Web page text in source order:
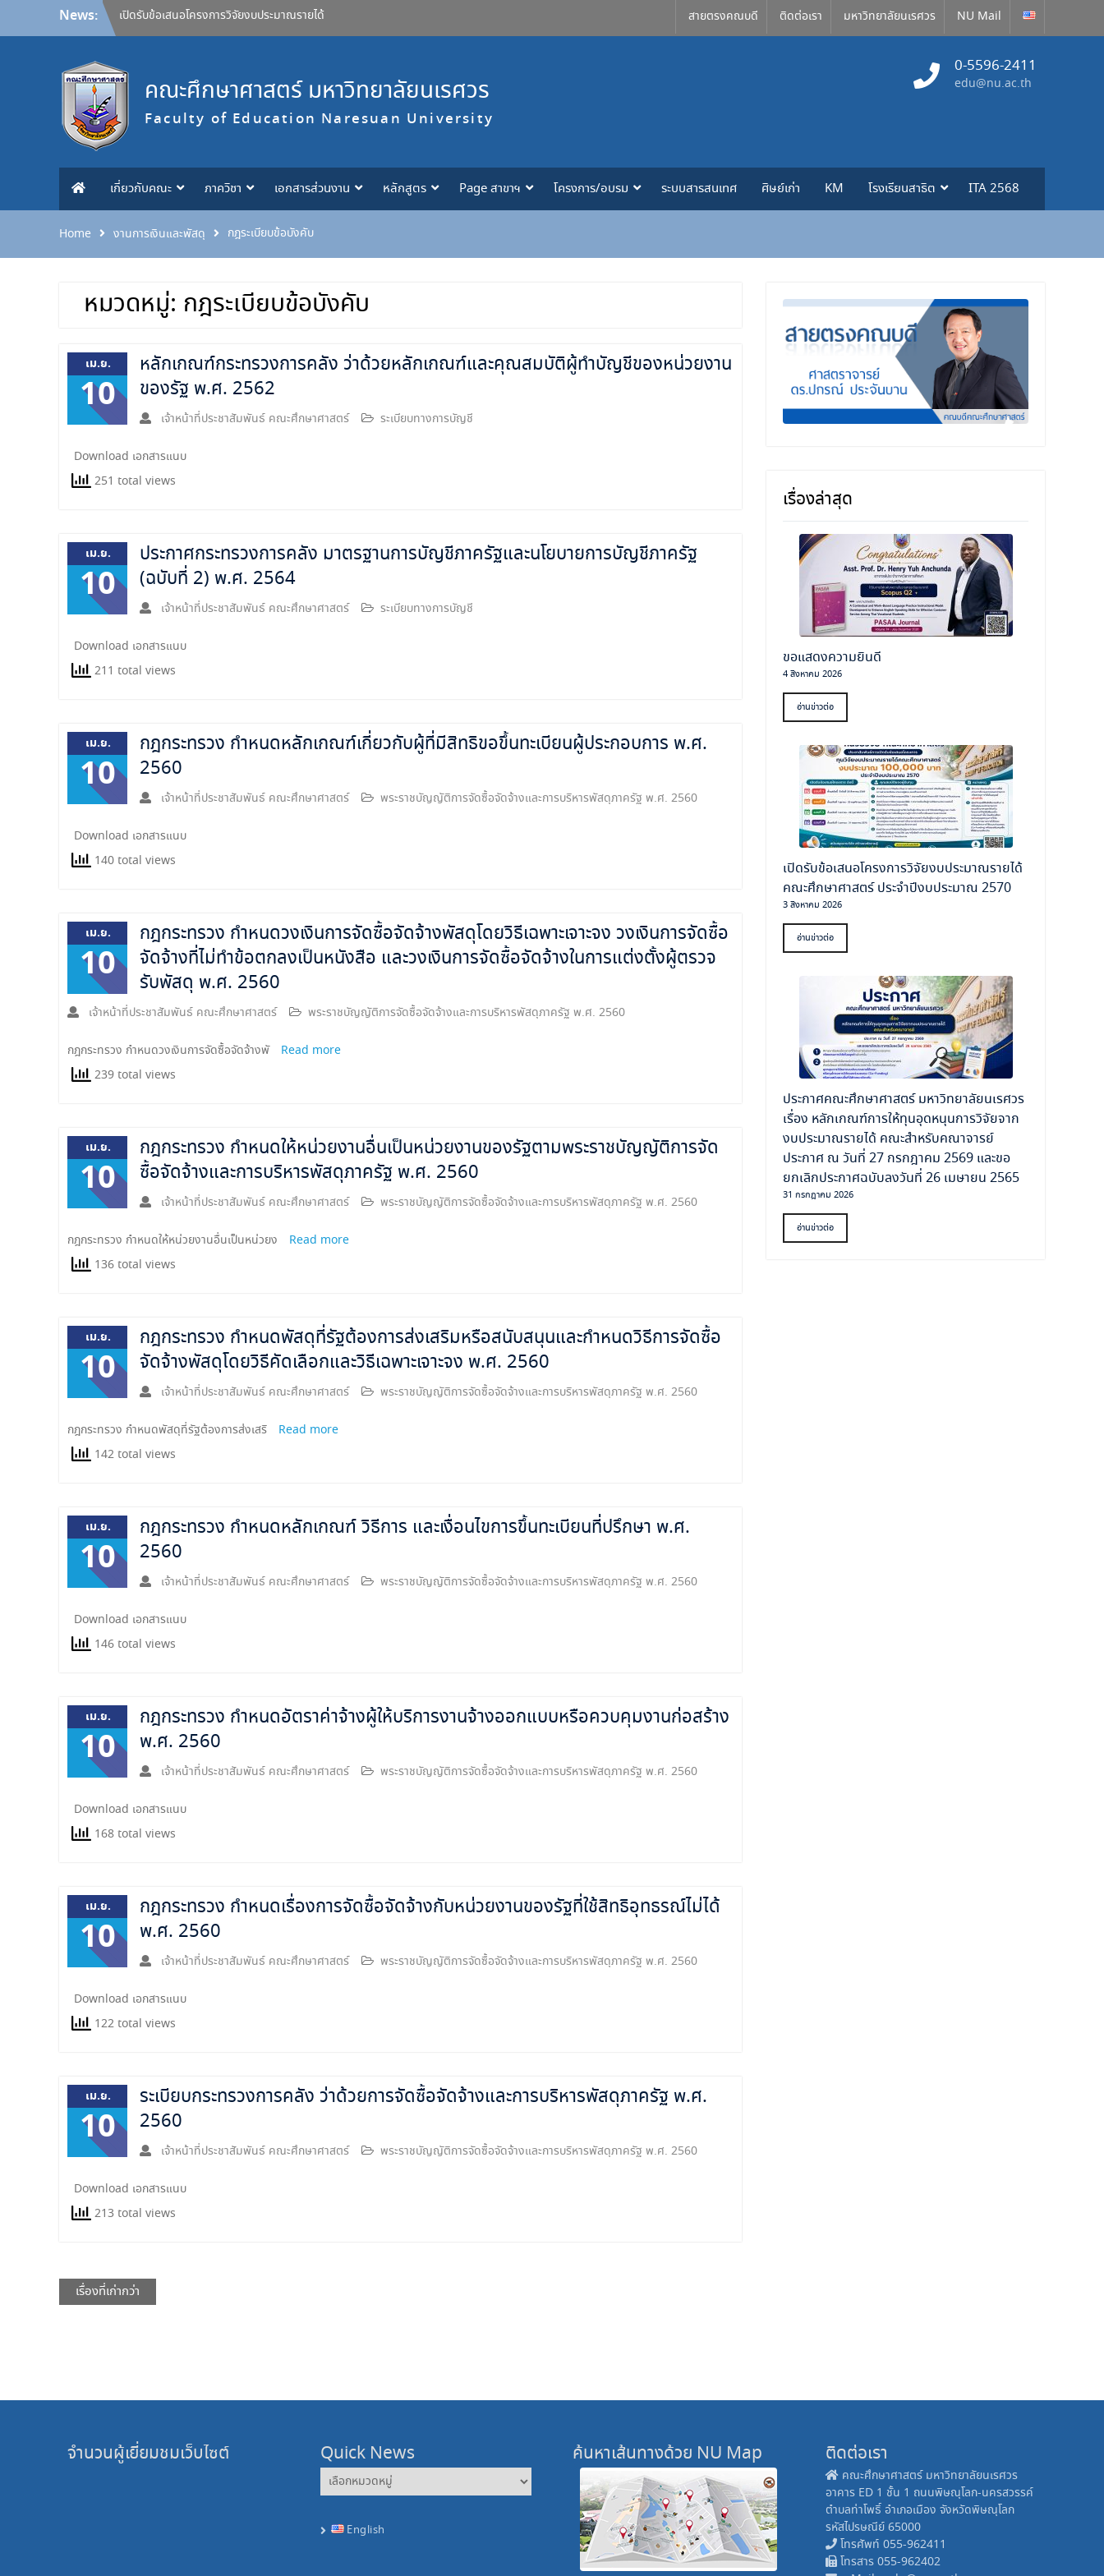
News:
เปิดรับข้อเสนอโครงการวิจัยงบประมาณรายได้
คณะศึกษาศาสตร์ ประจำปีงบประมาณ 2570
ประกาศคณะศึกษาศาสตร์ มหาวิทยาลัยนเรศวร
ประมาณรายได้ คณะสำหรับคณาจารย์ ประกาศ ณ
วันที่ 27 กรกฎาคม 2569 และขอยกเลิกประกาศ
ฉบับลงวันที่ 26 เมษายน 2565
ขอแสดงความยินดี
ขอแสดงความยินดี
สายตรงคณบดี ติดต่อเรา มหาวิทยาลัยนเรศวร NU Mail
คณะศึกษาศาสตร์ มหาวิทยาลัยนเรศวร
Faculty of Education Naresuan University
0-5596-2411
edu@nu.ac.th
เกี่ยวกับคณะ ภาควิชา เอกสารส่วนงาน หลักสูตร Page สาขาฯ โครงการ/อบรม ระบบสารสนเทศ ศิษย์เก่า KM โรงเรียนสาธิต ITA 2568
Home งานการเงินและพัสดุ กฎระเบียบข้อบังคับ
หมวดหมู่: กฎระเบียบข้อบังคับ
เม.ย.
10
หลักเกณฑ์กระทรวงการคลัง ว่าด้วยหลักเกณฑ์และคุณสมบัติผู้ทำบัญชีของหน่วยงาน
ของรัฐ พ.ศ. 2562
เจ้าหน้าที่ประชาสัมพันธ์ คณะศึกษาศาสตร์ ระเบียบทางการบัญชี
Download เอกสารแนบ
251 total views
เม.ย.
10
ประกาศกระทรวงการคลัง มาตรฐานการบัญชีภาครัฐและนโยบายการบัญชีภาครัฐ
(ฉบับที่ 2) พ.ศ. 2564
เจ้าหน้าที่ประชาสัมพันธ์ คณะศึกษาศาสตร์ ระเบียบทางการบัญชี
Download เอกสารแนบ
211 total views
เม.ย.
10
กฎกระทรวง กำหนดหลักเกณฑ์เกี่ยวกับผู้ที่มีสิทธิขอขึ้นทะเบียนผู้ประกอบการ พ.ศ.
2560
เจ้าหน้าที่ประชาสัมพันธ์ คณะศึกษาศาสตร์ พระราชบัญญัติการจัดซื้อจัดจ้างและการบริหารพัสดุภาครัฐ พ.ศ. 2560
Download เอกสารแนบ
140 total views
เม.ย.
10
กฎกระทรวง กำหนดวงเงินการจัดซื้อจัดจ้างพัสดุโดยวิธีเฉพาะเจาะจง วงเงินการจัดซื้อ
จัดจ้างที่ไม่ทำข้อตกลงเป็นหนังสือ และวงเงินการจัดซื้อจัดจ้างในการแต่งตั้งผู้ตรวจ
รับพัสดุ พ.ศ. 2560
เจ้าหน้าที่ประชาสัมพันธ์ คณะศึกษาศาสตร์ พระราชบัญญัติการจัดซื้อจัดจ้างและการบริหารพัสดุภาครัฐ พ.ศ. 2560
กฎกระทรวง กำหนดวงเงินการจัดซื้อจัดจ้างพั
Read more
239 total views
เม.ย.
10
กฎกระทรวง กำหนดให้หน่วยงานอื่นเป็นหน่วยงานของรัฐตามพระราชบัญญัติการจัด
ซื้อจัดจ้างและการบริหารพัสดุภาครัฐ พ.ศ. 2560
เจ้าหน้าที่ประชาสัมพันธ์ คณะศึกษาศาสตร์ พระราชบัญญัติการจัดซื้อจัดจ้างและการบริหารพัสดุภาครัฐ พ.ศ. 2560
กฎกระทรวง กำหนดให้หน่วยงานอื่นเป็นหน่วยง
Read more
136 total views
เม.ย.
10
กฎกระทรวง กำหนดพัสดุที่รัฐต้องการส่งเสริมหรือสนับสนุนและกำหนดวิธีการจัดซื้อ
จัดจ้างพัสดุโดยวิธีคัดเลือกและวิธีเฉพาะเจาะจง พ.ศ. 2560
เจ้าหน้าที่ประชาสัมพันธ์ คณะศึกษาศาสตร์ พระราชบัญญัติการจัดซื้อจัดจ้างและการบริหารพัสดุภาครัฐ พ.ศ. 2560
กฎกระทรวง กำหนดพัสดุที่รัฐต้องการส่งเสริ
Read more
142 total views
เม.ย.
10
กฎกระทรวง กำหนดหลักเกณฑ์ วิธีการ และเงื่อนไขการขึ้นทะเบียนที่ปรึกษา พ.ศ.
2560
เจ้าหน้าที่ประชาสัมพันธ์ คณะศึกษาศาสตร์ พระราชบัญญัติการจัดซื้อจัดจ้างและการบริหารพัสดุภาครัฐ พ.ศ. 2560
Download เอกสารแนบ
146 total views
เม.ย.
10
กฎกระทรวง กำหนดอัตราค่าจ้างผู้ให้บริการงานจ้างออกแบบหรือควบคุมงานก่อสร้าง
พ.ศ. 2560
เจ้าหน้าที่ประชาสัมพันธ์ คณะศึกษาศาสตร์ พระราชบัญญัติการจัดซื้อจัดจ้างและการบริหารพัสดุภาครัฐ พ.ศ. 2560
Download เอกสารแนบ
168 total views
เม.ย.
10
กฎกระทรวง กำหนดเรื่องการจัดซื้อจัดจ้างกับหน่วยงานของรัฐที่ใช้สิทธิอุทธรณ์ไม่ได้
พ.ศ. 2560
เจ้าหน้าที่ประชาสัมพันธ์ คณะศึกษาศาสตร์ พระราชบัญญัติการจัดซื้อจัดจ้างและการบริหารพัสดุภาครัฐ พ.ศ. 2560
Download เอกสารแนบ
122 total views
เม.ย.
10
ระเบียบกระทรวงการคลัง ว่าด้วยการจัดซื้อจัดจ้างและการบริหารพัสดุภาครัฐ พ.ศ.
2560
เจ้าหน้าที่ประชาสัมพันธ์ คณะศึกษาศาสตร์ พระราชบัญญัติการจัดซื้อจัดจ้างและการบริหารพัสดุภาครัฐ พ.ศ. 2560
Download เอกสารแนบ
213 total views
แนะแนว
เรื่อง
เรื่องที่เก่ากว่า
เรื่องล่าสุด
ขอแสดงความยินดี
4 สิงหาคม 2026
อ่านข่าวต่อ
เปิดรับข้อเสนอโครงการวิจัยงบประมาณรายได้
คณะศึกษาศาสตร์ ประจำปีงบประมาณ 2570
3 สิงหาคม 2026
อ่านข่าวต่อ
ประกาศคณะศึกษาศาสตร์ มหาวิทยาลัยนเรศวร
เรื่อง หลักเกณฑ์การให้ทุนอุดหนุนการวิจัยจาก
งบประมาณรายได้ คณะสำหรับคณาจารย์
ประกาศ ณ วันที่ 27 กรกฎาคม 2569 และขอ
ยกเลิกประกาศฉบับลงวันที่ 26 เมษายน 2565
31 กรกฎาคม 2026
อ่านข่าวต่อ
จำนวนผู้เยี่ยมชมเว็บไซต์ Quick News
Quick
News
English
ค้นหาเส้นทางด้วย NU Map ติดต่อเรา
คณะศึกษาศาสตร์ มหาวิทยาลัยนเรศวร
อาคาร ED 1 ชั้น 1 ถนนพิษณุโลก-นครสวรรค์
ตำบลท่าโพธิ์ อำเภอเมือง จังหวัดพิษณุโลก
รหัสไปรษณีย์ 65000
โทรศัพท์ 055-962411
โทรสาร 055-962402